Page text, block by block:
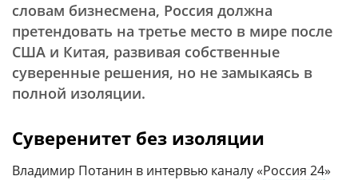
словам бизнесмена, Россия должна
претендовать на третье место в мире после
США и Китая, развивая собственные
суверенные решения, но не замыкаясь в
полной изоляции.
Суверенитет без изоляции
Владимир Потанин в интервью каналу «Россия 24»